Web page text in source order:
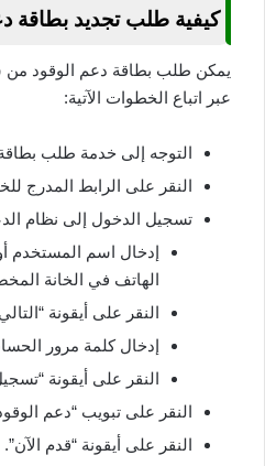
كيفية طلب تجديد بطاقة
يمكن طلب بطاقة دعم الوقود
عبر اتباع الخطوات الآتية:
التوجه إلى خدمة طلب
النقر على الرابط المدرج
تسجيل الدخول إلى نظام
إدخال اسم المستخدم
الهاتف في الخانة
النقر على أيقونة
إدخال كلمة مرور
النقر على أيقونة
النقر على تبويب “دعم
النقر على أيقونة “قدم الآن”.